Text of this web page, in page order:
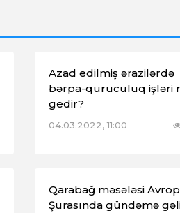
Azad edilmiş ərazilərdə
bərpa-quruculuq işləri
gedir?
04.03.2022, 11:00
Qarabağ məsələsi
Şurasında gündəmə